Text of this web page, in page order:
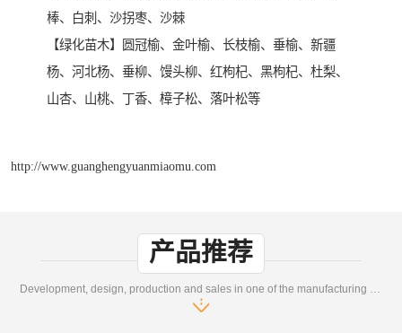
棒、白刺、沙拐枣、沙棘
【绿化苗木】圆冠榆、金叶榆、长枝榆、垂榆、新疆
杨、河北杨、垂柳、馒头柳、红枸杞、黑枸杞、杜梨、
山杏、山桃、丁香、樟子松、落叶松等
http://www.guanghengyuanmiaomu.com
产品推荐